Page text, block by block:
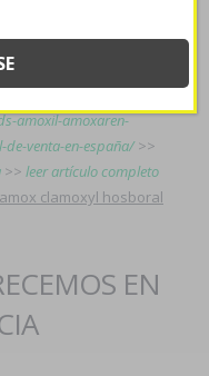
zyloprim zyloric o
cytotec barata>>
axiago-emanera-
>>Entrar aquí
amoxil-amoxaren-
venta-en-españa/>>
>> leer artículo completo
clamoxyl hosboral
EN